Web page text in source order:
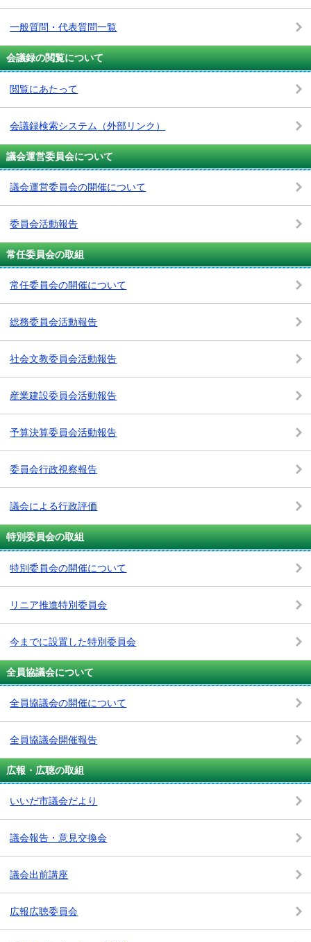
一般質問・代表質問一覧
会議録の閲覧について
閲覧にあたって
会議録検索システム （外部リンク）
議会運営委員会について
議会運営委員会の開催について
委員会活動報告
常任委員会の取組
常任委員会の開催について
総務委員会活動報告
社会文教委員会活動報告
産業建設委員会活動報告
予算決算委員会活動報告
委員会行政視察報告
議会による行政評価
特別委員会の取組
特別委員会の開催について
リニア推進特別委員会
今までに設置した特別委員会
全員協議会について
全員協議会の開催について
全員協議会開催報告
広報・広聴の取組
いいだ市議会だより
議会報告・意見交換会
議会出前講座
広報広聴委員会